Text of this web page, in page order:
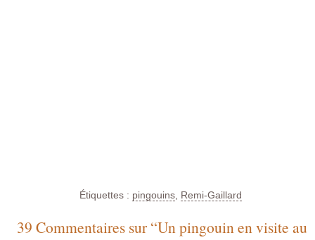
Étiquettes : pingouins, Remi-Gaillard
39 Commentaires sur “Un pingouin en visite au